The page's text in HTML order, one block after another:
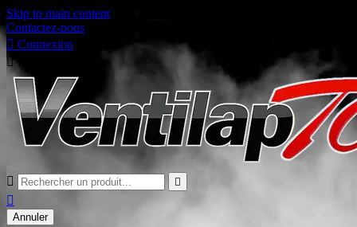
Skip to main content
Contactez-nous
 Connexion
 Panier
 

Annuler